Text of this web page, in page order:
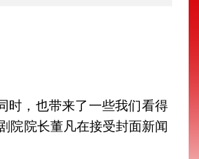
时，也带来了一些我们看得
院院长董凡在接受封面新闻